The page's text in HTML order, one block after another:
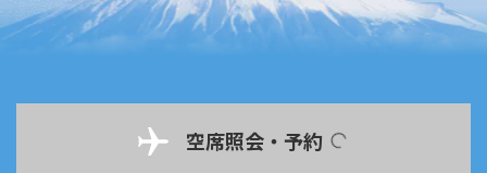
空席照会・予約